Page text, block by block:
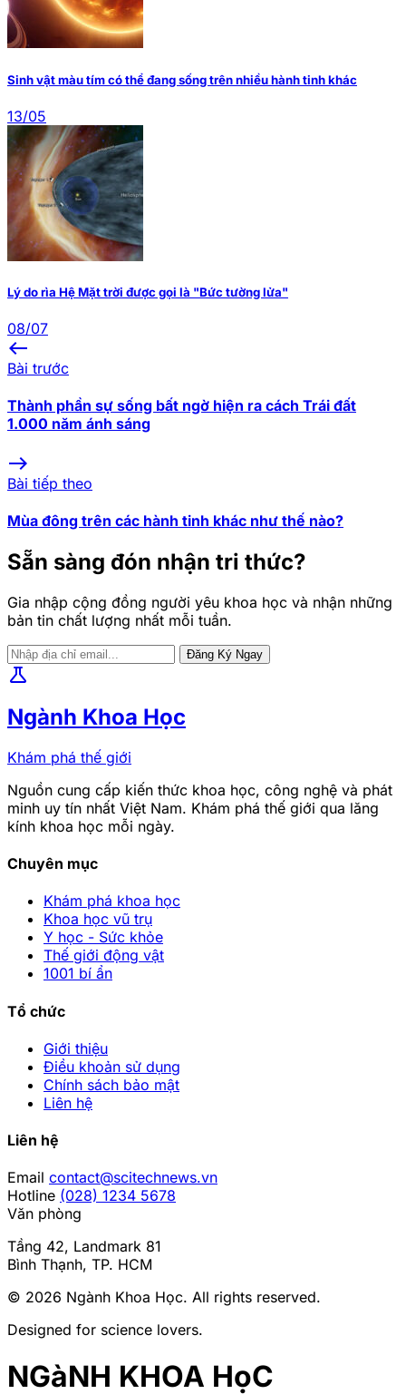
Sinh vật màu tím có thể đang sống trên nhiều hành tinh khác
13/05
Lý do rìa Hệ Mặt trời được gọi là "Bức tường lửa"
08/07
west
Bài trước
Thành phần sự sống bất ngờ hiện ra cách Trái đất
1.000 năm ánh sáng
east
Bài tiếp theo
Mùa đông trên các hành tinh khác như thế nào?
Sẵn sàng đón nhận tri thức?
Gia nhập cộng đồng người yêu khoa học và nhận những
bản tin chất lượng nhất mỗi tuần.
Đăng Ký Ngay
science
Ngành Khoa Học
Khám phá thế giới
Nguồn cung cấp kiến thức khoa học, công nghệ và phát
minh uy tín nhất Việt Nam. Khám phá thế giới qua lăng
kính khoa học mỗi ngày.
Chuyên mục
Khám phá khoa học
Khoa học vũ trụ
Y học - Sức khỏe
Thế giới động vật
1001 bí ẩn
Tổ chức
Giới thiệu
Điều khoản sử dụng
Chính sách bảo mật
Liên hệ
Liên hệ
Email contact@scitechnews.vn
Hotline (028) 1234 5678
Văn phòng
Tầng 42, Landmark 81
Bình Thạnh, TP. HCM
© 2026 Ngành Khoa Học. All rights reserved.
Designed for science lovers.
NGàNH KHOA HọC